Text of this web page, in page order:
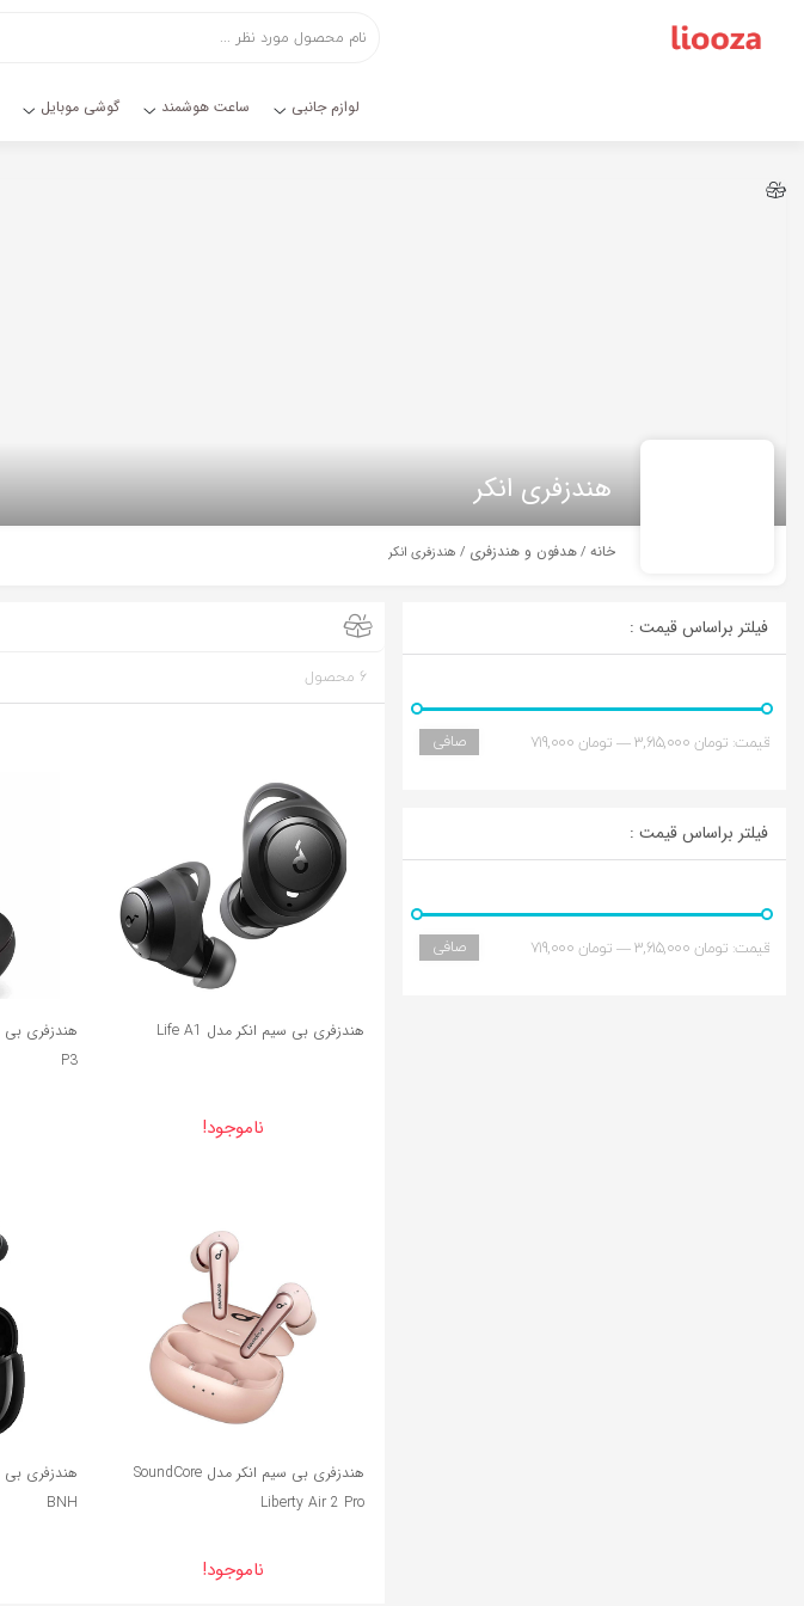
اشتراک گذاری
لوازم جانبی ساعت هوشمند گوشی موبایل
هندزفری انکر
خانه /هدفون و هندزفری / هندزفری انکر
فیلتر براساس قیمت :
صافی قيمت: تومان 719,000— تومان 3,615,000
فیلتر براساس قیمت :
صافی قيمت: تومان 719,000— تومان 3,615,000
6 محصول
هندزفری بی سیم انکر مدل Life A1
ناموجود!
P3
هندزفری بی سیم انکر مدل SoundCore
Liberty Air 2 Pro
ناموجود!
BNH